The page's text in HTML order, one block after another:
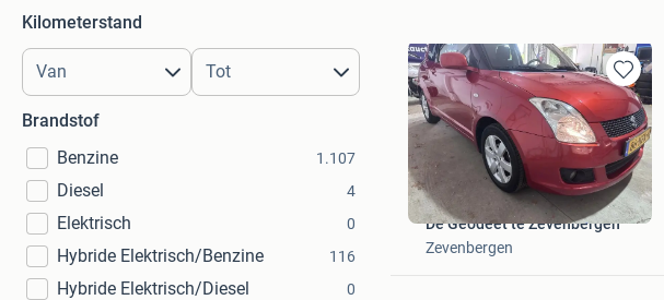
Kilometerstand
Brandstof
Benzine
1.107
Diesel 4
Elektrisch 0
Hybride Elektrisch/Benzine 116
Hybride Elektrisch/Diesel 0
Bewaren
in
Mijn
Favorieten
De Geodeet te Zevenbergen
Zevenbergen